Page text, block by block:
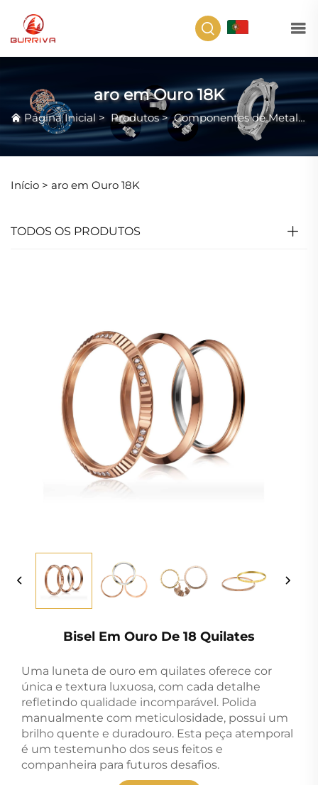
aro em Ouro 18K
Página Inicial > Produtos>Componentes de Metal Precioso
Início > aro em Ouro 18K
TODOS OS PRODUTOS
Bisel Em Ouro De 18 Quilates
Uma luneta de ouro em quilates oferece cor
única e textura luxuosa, com cada detalhe
refletindo qualidade incomparável. Polida
manualmente com meticulosidade, possui um
brilho quente e duradouro. Esta peça atemporal
é um testemunho dos seus feitos e
companheira para futuros desafios.